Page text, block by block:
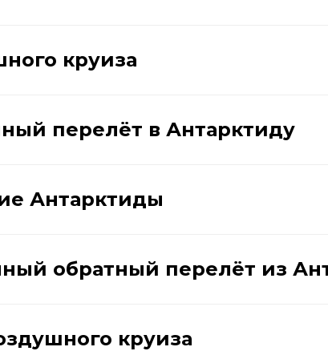
круиза
перелёт в Антарктиду
Антарктиды
обратный перелёт из
круиза